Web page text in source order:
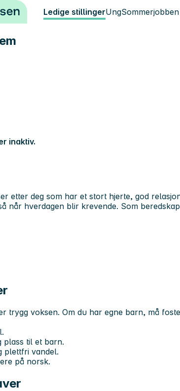
Ledige stillingerUngSommerjobben
inaktiv.
etter deg som har et stort hjerte, god
når hverdagen blir krevende. Som
trygg voksen. Om du har egne barn, må
til et barn.
plettfri vandel.
på norsk.